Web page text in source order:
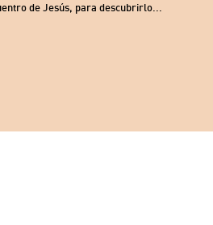
de Jesús, para descubrirlo...